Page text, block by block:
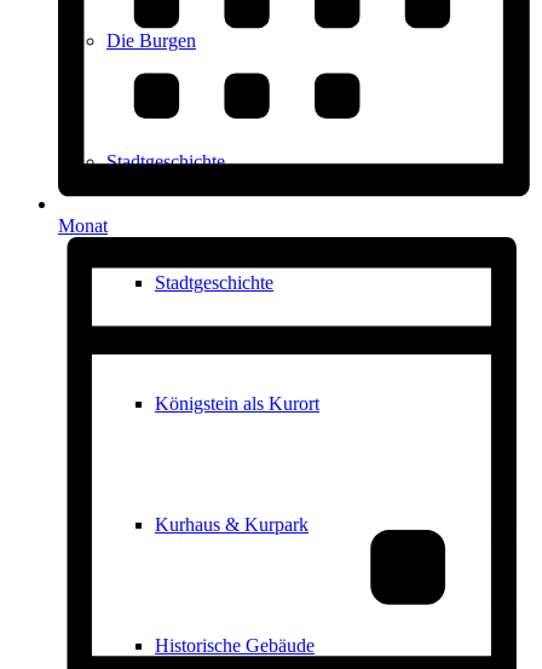
Die Burgen
Stadtgeschichte
Stadtgeschichte
Königstein als Kurort
Kurhaus & Kurpark
Historische Gebäude
Monat